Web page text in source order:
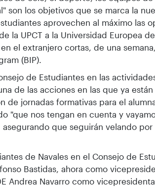
son los objetivos que se marca la
aprovechen al máximo las
la UPCT a la Universidad Europea
el extranjero cortas, de una
(BIP).
de Estudiantes en las
de las acciones en las que ya
de jornadas formativas para el
"que nos tengan en cuenta y
que seguirán velando
de Navales en el Consejo de
Bastidas, ahora como
Andrea Navarro como